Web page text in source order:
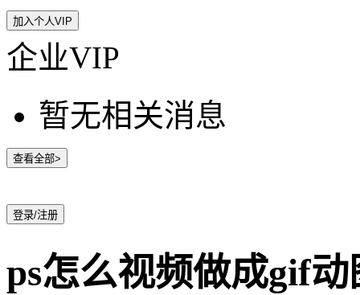
加入个人VIP
企业VIP
暂无相关消息
查看全部>
登录/注册
ps怎么视频做成gif动